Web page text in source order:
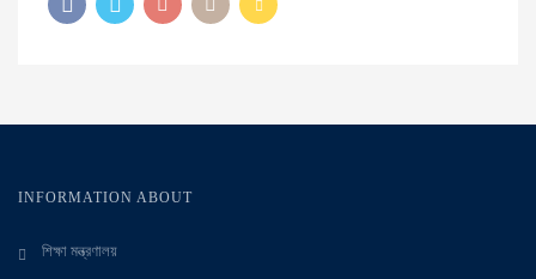
INFORMATION ABOUT
শিক্ষা মন্ত্রণালয়